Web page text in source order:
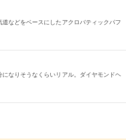
などをベースにしたアクロバティックパフ
なりそうなくらいリアル。ダイヤモンドヘ